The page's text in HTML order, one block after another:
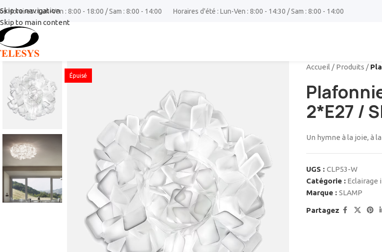
Skip to navigation
Skip to main content
Horaires : Lun-Ven : 8:00 - 18:00 / Sam : 8:00 - 14:00 Horaires d'été : Lun-Ven : 8:00 - 14:30 / Sam : 8:00 - 14:00
Épuisé
Accueil / Produits /
2*E27 /
Un hymne à la joie, à
UGS : CLP53-W
Catégorie : Eclairage
Marque : SLAMP
Partagez